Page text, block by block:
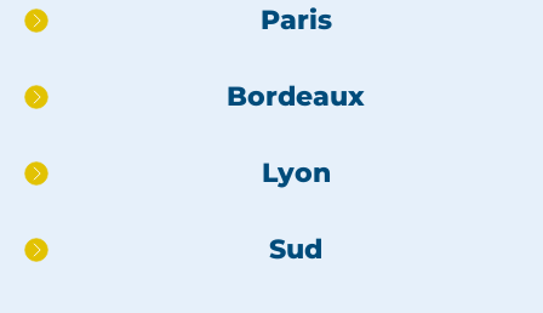
Aller
directement
pied
Paris
Bordeaux
Lyon
Sud